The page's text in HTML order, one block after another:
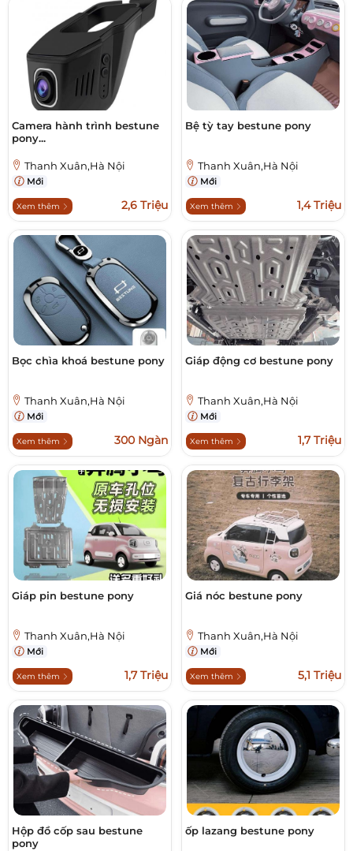
Camera hành trình bestune
pony...
Thanh Xuân,Hà Nội
Mới
Xem thêm 2,6 Triệu
Bệ tỳ tay bestune pony
Thanh Xuân,Hà Nội
Mới
Xem thêm 1,4 Triệu
Bọc chìa khoá bestune pony
Thanh Xuân,Hà Nội
Mới
Xem thêm 300 Ngàn
Giáp động cơ bestune pony
Thanh Xuân,Hà Nội
Mới
Xem thêm 1,7 Triệu
Giáp pin bestune pony
Thanh Xuân,Hà Nội
Mới
Xem thêm 1,7 Triệu
Giá nóc bestune pony
Thanh Xuân,Hà Nội
Mới
Xem thêm 5,1 Triệu
Hộp đồ cốp sau bestune
pony
ốp lazang bestune pony